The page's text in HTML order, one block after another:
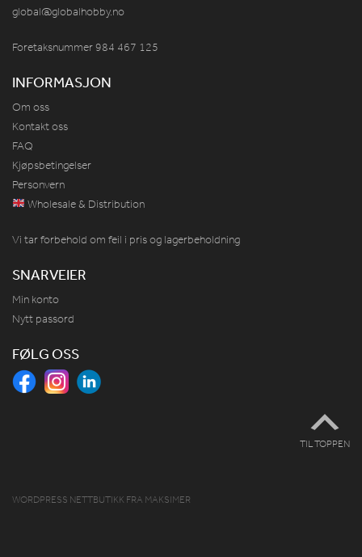
global@globalhobby.no
Foretaksnummer 984 467 125
INFORMASJON
Om oss
Kontakt oss
FAQ
Kjøpsbetingelser
Personvern
Wholesale & Distribution
Vi tar forbehold om feil i pris og lagerbeholdning
SNARVEIER
Min konto
Nytt passord
FØLG OSS
TIL TOPPEN
WORDPRESS NETTBUTIKK FRA MAKSIMER